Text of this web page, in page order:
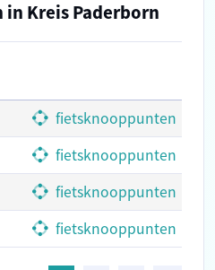
Kreis Paderborn
fietsknooppunten
fietsknooppunten
fietsknooppunten
fietsknooppunten